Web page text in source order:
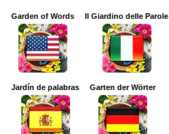
Garden of Words Il Giardino delle Parole
Jardín de palabras Garten der Wörter